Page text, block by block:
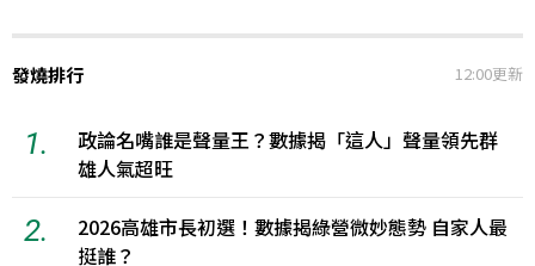
發燒排行 12:00更新
1.
政論名嘴誰是聲量王？數據揭「這人」聲量領先群
雄人氣超旺
2.
2026高雄市長初選！數據揭綠營微妙態勢 自家人最
挺誰？